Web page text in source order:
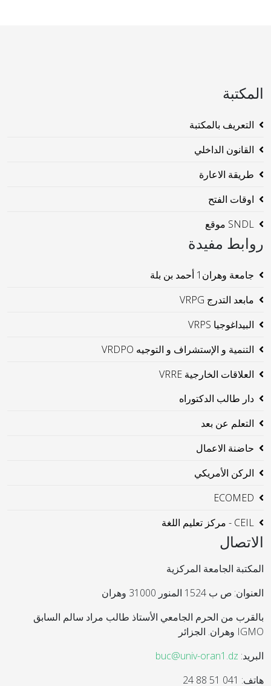
المكتبة
التعريف بالمكتبة
القانون الداخلي
طريقة الاعارة
اوقات الفتح
SNDL موقع
روابط مفيدة
جامعة وهران1 أحمد بن بلة
مابعد التدرج VRPG
البيداغوجيا VRPS
التنمية و الإستشراف و التوجيه VRDPO
العلاقات الخارجية VRRE
دار طالب الدكتوراه
التعلم عن بعد
حاضنة الاعمال
الركن الأمريكي
ECOMED
CEIL - مركز تعليم اللغة
الاتصال
المكتبة الجامعة المركزية
العنوان: ص ب 1524 المنور 31000 وهران
بالقرب من الحرم الجامعي الأستاذ طالب مراد سالم السابق
IGMO وهران. الجزائر
البريد: buc@univ-oran1.dz
هاتف: 041 51 88 24